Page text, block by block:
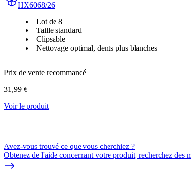
HX6068/26
Lot de 8
Taille standard
Clipsable
Nettoyage optimal, dents plus blanches
Prix de vente recommandé
31,99 €
Voir le produit
Avez-vous trouvé ce que vous cherchiez ?
Obtenez de l'aide concernant votre produit, recherchez des